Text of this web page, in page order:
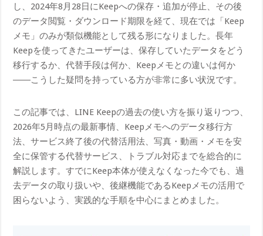
し、2024年8月28日にKeepへの保存・追加が停止、その後
のデータ閲覧・ダウンロード期限を経て、現在では「Keep
メモ」のみが類似機能として残る形になりました。長年
Keepを使ってきたユーザーは、保存していたデータをどう
移行するか、代替手段は何か、Keepメモとの違いは何か
――こうした疑問を持っている方が非常に多い状況です。
この記事では、LINE Keepの過去の使い方を振り返りつつ、
2026年5月時点の最新事情、Keepメモへのデータ移行方
法、サービス終了後の代替活用法、写真・動画・メモを安
全に保管する代替サービス、トラブル対応までを総合的に
解説します。すでにKeep本体が使えなくなった今でも、過
去データの取り扱いや、後継機能であるKeepメモの活用で
困らないよう、実践的な手順を中心にまとめました。